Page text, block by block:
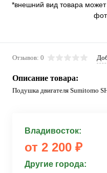
*внешний вид товара может
Отзывов: 0
Описание товара:
Подушка двигателя Sumitomo
Владивосток:
от 2 200 ₽
Другие города: